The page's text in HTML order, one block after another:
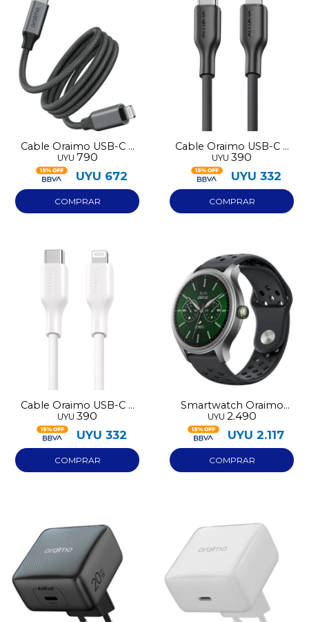
Cable Oraimo USB-C a
Lightning 710CL
UYU 790
UYU 672
Cable Oraimo USB-C a
Lightning 114CL negro
UYU 390
UYU 332
Cable Oraimo USB-C a
Lightning 114CL blanco
UYU 390
UYU 332
Smartwatch Oraimo
OSW-823
UYU 2.490
UYU 2.117